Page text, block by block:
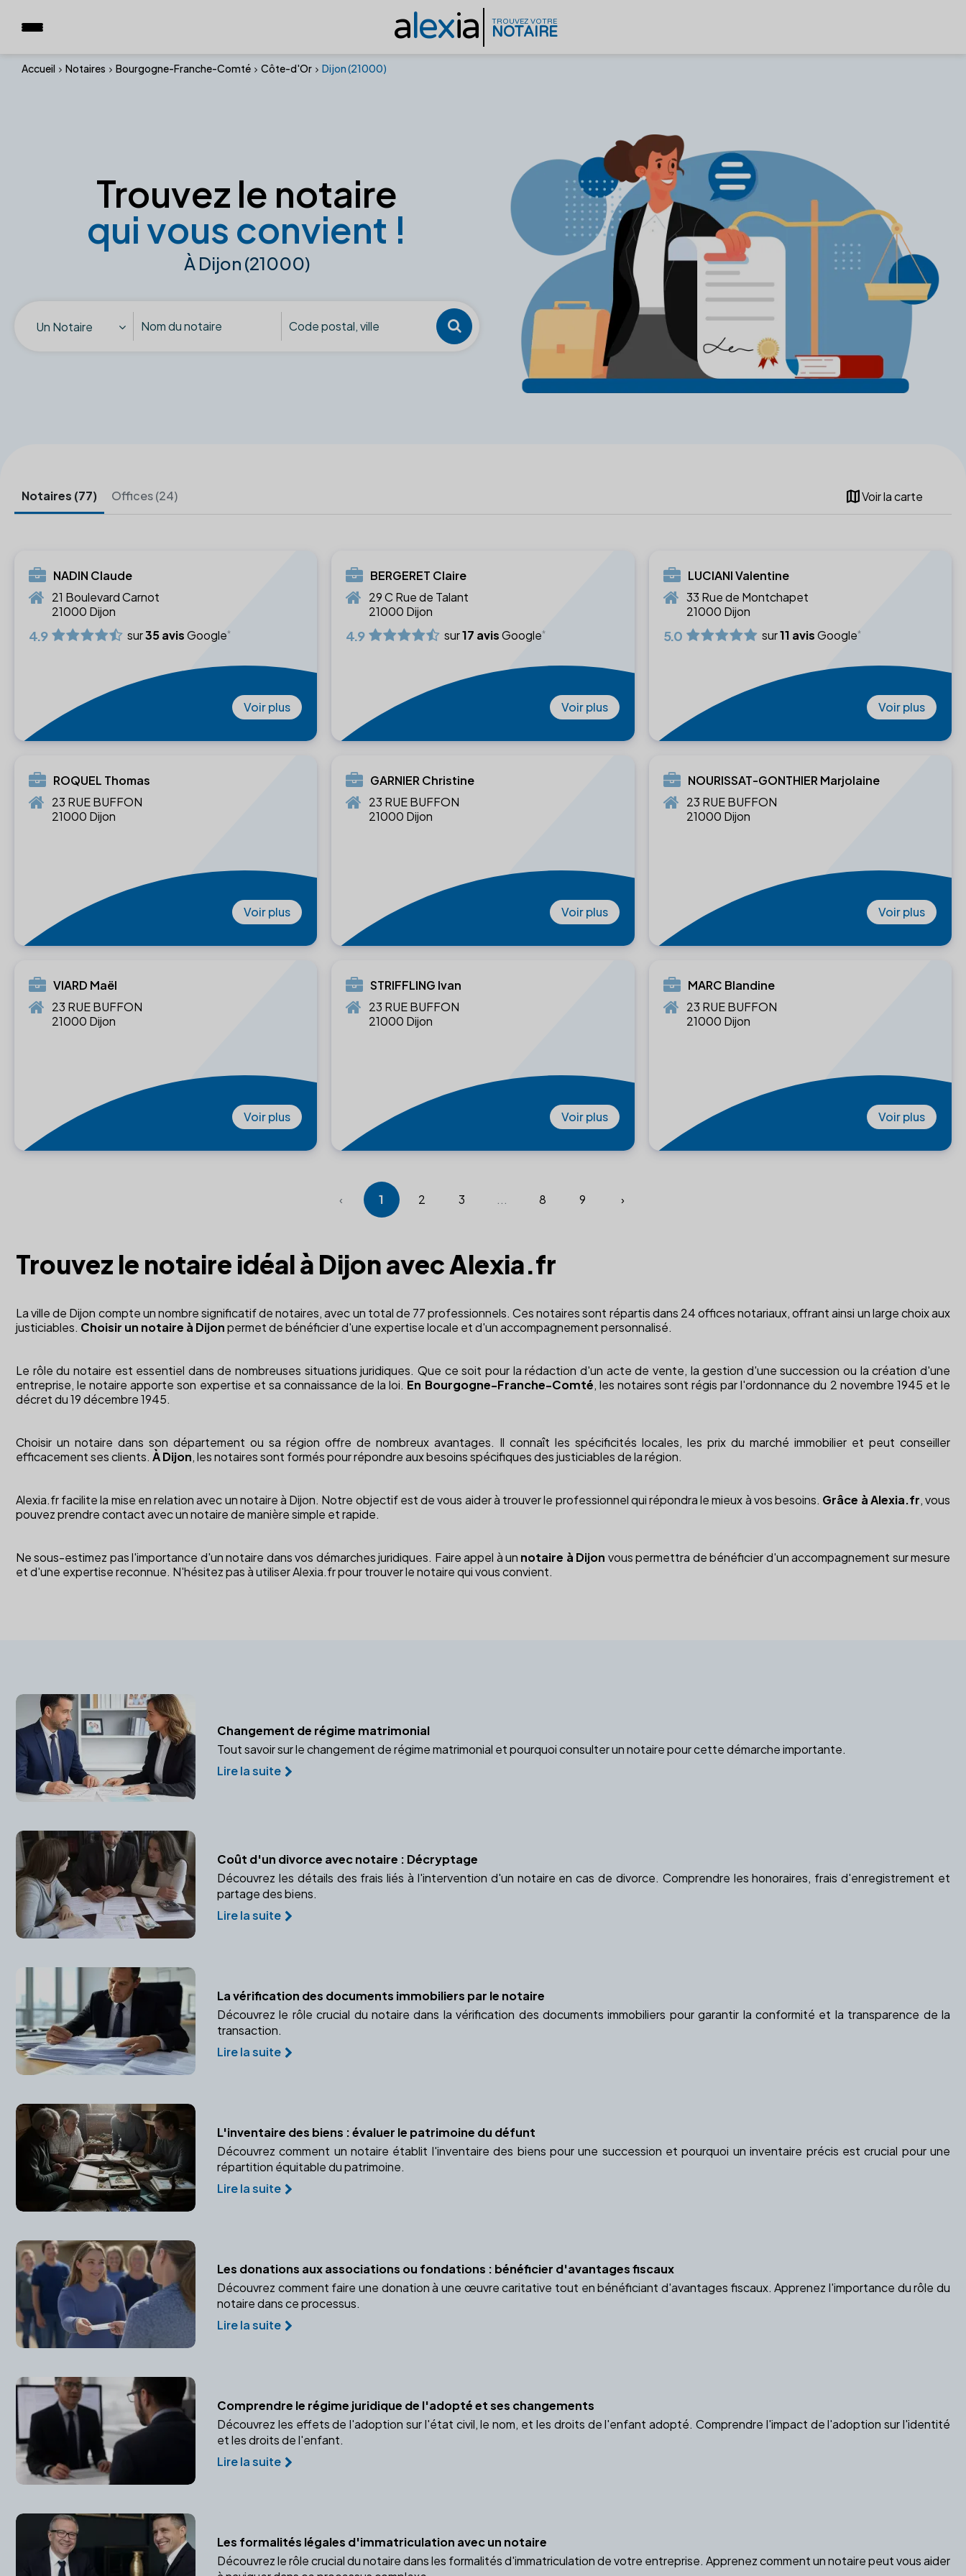
alexia TROUVEZ VOTRE
NOTAIRE
Accueil Notaires Bourgogne-Franche-Comté Côte-d'Or Dijon (21000)
Trouvez le notaire
qui vous convient !
À Dijon (21000)
Un Notaire
mapVoir la carte
Notaires (77) Offices (24)
NADIN Claude
21 Boulevard Carnot
21000 Dijon
4.9 sur35 avisGoogle
Voir plus
BERGERET Claire
29 C Rue de Talant
21000 Dijon
4.9 sur17 avisGoogle
Voir plus
LUCIANI Valentine
33 Rue de Montchapet
21000 Dijon
5.0 sur11 avisGoogle
Voir plus
ROQUEL Thomas
23 RUE BUFFON
21000 Dijon
Voir plus
GARNIER Christine
23 RUE BUFFON
21000 Dijon
Voir plus
NOURISSAT-GONTHIER Marjolaine
23 RUE BUFFON
21000 Dijon
Voir plus
VIARD Maël
23 RUE BUFFON
21000 Dijon
Voir plus
STRIFFLING Ivan
23 RUE BUFFON
21000 Dijon
Voir plus
MARC Blandine
23 RUE BUFFON
21000 Dijon
Voir plus
‹ 1 2 3 ... 8 9 ›
Trouvez le notaire idéal à Dijon avec Alexia.fr
La ville de Dijon compte un nombre significatif de notaires, avec un total de 77 professionnels. Ces notaires sont répartis dans 24 offices notariaux, offrant ainsi un large choix aux
justiciables. Choisir un notaire à Dijonpermet de bénéficier d'une expertise locale et d'un accompagnement personnalisé.
Le rôle du notaire est essentiel dans de nombreuses situations juridiques. Que ce soit pour la rédaction d'un acte de vente, la gestion d'une succession ou la création d'une
entreprise, le notaire apporte son expertise et sa connaissance de la loi. En Bourgogne-Franche-Comté, les notaires sont régis par l'ordonnance du 2 novembre 1945 et le
décret du 19 décembre 1945.
Choisir un notaire dans son département ou sa région offre de nombreux avantages. Il connaît les spécificités locales, les prix du marché immobilier et peut conseiller
efficacement ses clients. À Dijon, les notaires sont formés pour répondre aux besoins spécifiques des justiciables de la région.
Alexia.fr facilite la mise en relation avec un notaire à Dijon. Notre objectif est de vous aider à trouver le professionnel qui répondra le mieux à vos besoins. Grâce à Alexia.fr, vous
pouvez prendre contact avec un notaire de manière simple et rapide.
Ne sous-estimez pas l'importance d'un notaire dans vos démarches juridiques. Faire appel à un notaire à Dijon vous permettra de bénéficier d'un accompagnement sur mesure
et d'une expertise reconnue. N'hésitez pas à utiliser Alexia.fr pour trouver le notaire qui vous convient.
Changement de régime matrimonial
Tout savoir sur le changement de régime matrimonial et pourquoi consulter un notaire pour cette démarche importante.
Lire la suite
Coût d'un divorce avec notaire : Décryptage
Découvrez les détails des frais liés à l'intervention d'un notaire en cas de divorce. Comprendre les honoraires, frais d'enregistrement et
partage des biens.
Lire la suite
La vérification des documents immobiliers par le notaire
Découvrez le rôle crucial du notaire dans la vérification des documents immobiliers pour garantir la conformité et la transparence de la
transaction.
Lire la suite
L'inventaire des biens : évaluer le patrimoine du défunt
Découvrez comment un notaire établit l'inventaire des biens pour une succession et pourquoi un inventaire précis est crucial pour une
répartition équitable du patrimoine.
Lire la suite
Les donations aux associations ou fondations : bénéficier d'avantages fiscaux
Découvrez comment faire une donation à une œuvre caritative tout en bénéficiant d'avantages fiscaux. Apprenez l'importance du rôle du
notaire dans ce processus.
Lire la suite
Comprendre le régime juridique de l'adopté et ses changements
Découvrez les effets de l'adoption sur l'état civil, le nom, et les droits de l'enfant adopté. Comprendre l'impact de l'adoption sur l'identité
et les droits de l'enfant.
Lire la suite
Les formalités légales d'immatriculation avec un notaire
Découvrez le rôle crucial du notaire dans les formalités d'immatriculation de votre entreprise. Apprenez comment un notaire peut vous aider